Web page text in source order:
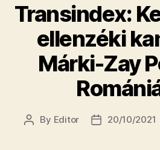
Transindex:
ellenzéki
Márki-Zay
Post
By Editor
Post20/10/2021